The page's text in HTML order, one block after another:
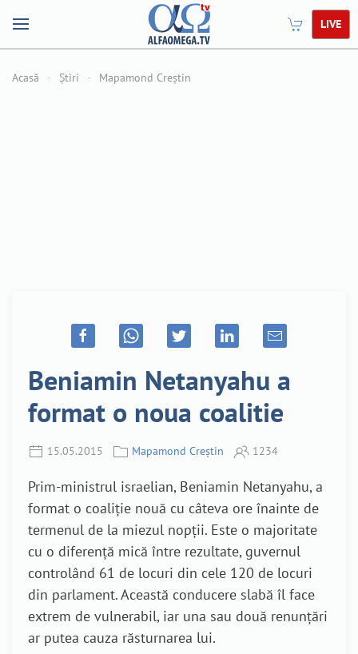
LIVE
Acasă Știri Mapamond Creștin
Beniamin Netanyahu a
format o noua coalitie
15.05.2015 Mapamond Creștin 1234
Prim-ministrul israelian, Beniamin Netanyahu, a
format o coaliție nouă cu câteva ore înainte de
termenul de la miezul nopții. Este o majoritate
cu o diferență mică între rezultate, guvernul
controlând 61 de locuri din cele 120 de locuri
din parlament. Această conducere slabă îl face
extrem de vulnerabil, iar una sau două renunțări
ar putea cauza răsturnarea lui.